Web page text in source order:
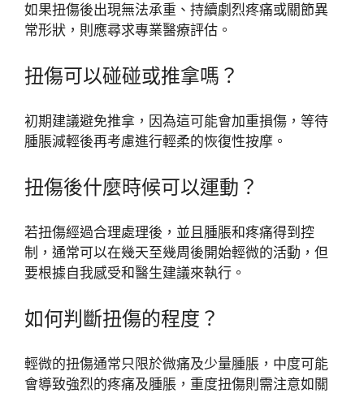
如果扭傷後出現無法承重、持續劇烈疼痛或關節異
常形狀，則應尋求專業醫療評估。
扭傷可以碰碰或推拿嗎？
初期建議避免推拿，因為這可能會加重損傷，等待
腫脹減輕後再考慮進行輕柔的恢復性按摩。
扭傷後什麼時候可以運動？
若扭傷經過合理處理後，並且腫脹和疼痛得到控
制，通常可以在幾天至幾周後開始輕微的活動，但
要根據自我感受和醫生建議來執行。
如何判斷扭傷的程度？
輕微的扭傷通常只限於微痛及少量腫脹，中度可能
會導致強烈的疼痛及腫脹，重度扭傷則需注意如關